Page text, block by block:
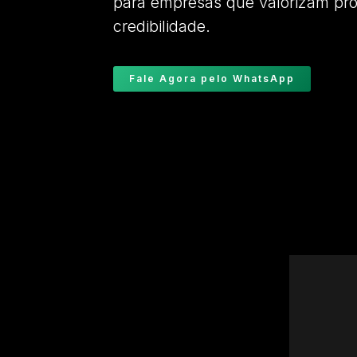
credibilidade.
Fale Agora pelo WhatsApp